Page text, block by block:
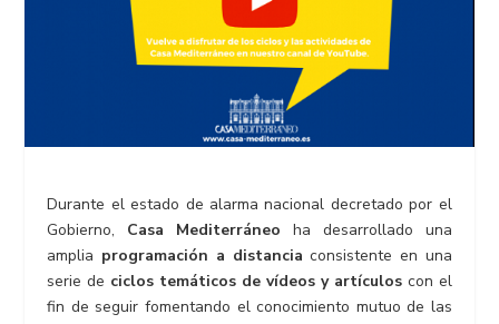
Durante el estado de alarma nacional decretado por el
Gobierno, Casa Mediterráneo ha desarrollado una
amplia programación a distanciaconsistente en una
serie de ciclos temáticos de vídeos y artículos con el
fin de seguir fomentando el conocimiento mutuo de las